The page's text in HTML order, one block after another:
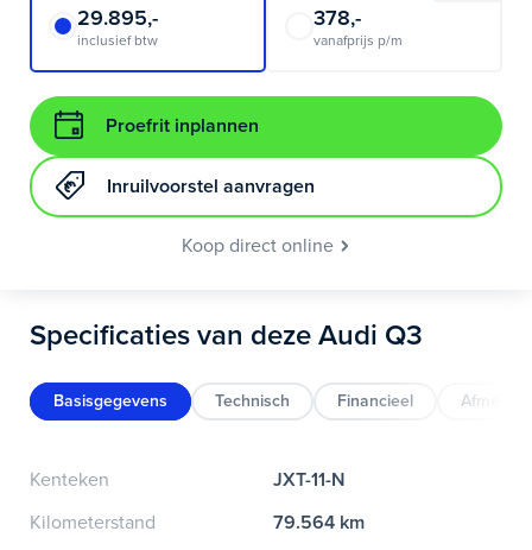
29.895,-
inclusief btw
378,-
vanafprijs p/m
Proefrit inplannen
Inruilvoorstel aanvragen
Koop direct online
Specificaties van deze Audi Q3
Basisgegevens Technisch Financieel
Kenteken
JXT-11-N
Kilometerstand
79.564 km